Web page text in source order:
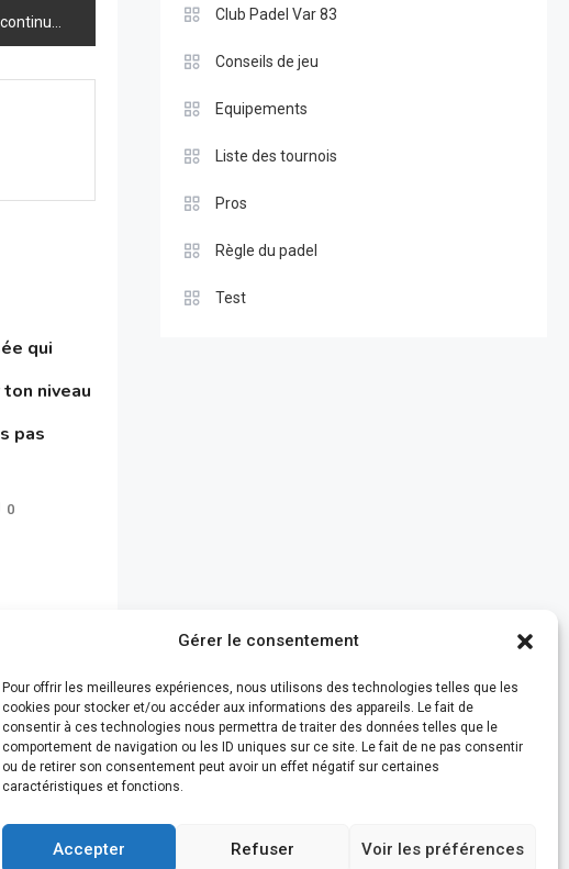
Gérer le consentement
Pour offrir les meilleures expériences, nous utilisons des technologies telles que les
cookies pour stocker et/ou accéder aux informations des appareils. Le fait de
consentir à ces technologies nous permettra de traiter des données telles que le
comportement de navigation ou les ID uniques sur ce site. Le fait de ne pas consentir
ou de retirer son consentement peut avoir un effet négatif sur certaines
caractéristiques et fonctions.
Accepter Refuser Voir les préférences
consécutifs
qui
niveau
pas
0
Club Padel Var 83
Conseils de jeu
Equipements
Liste des tournois
Pros
Règle du padel
Test